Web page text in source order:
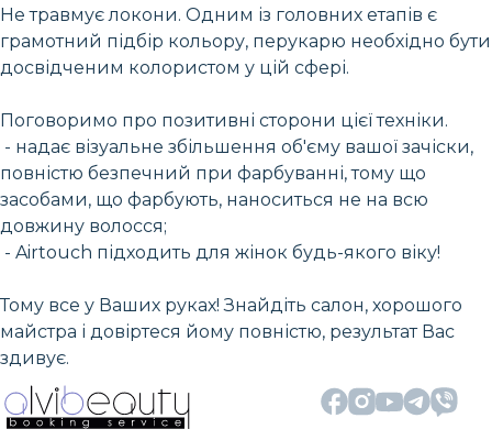
Не травмує локони. Одним із головних етапів є
грамотний підбір кольору, перукарю необхідно бути
досвідченим колористом у цій сфері.
Поговоримо про позитивні сторони цієї техніки.
- надає візуальне збільшення об'єму вашої зачіски,
повністю безпечний при фарбуванні, тому що
засобами, що фарбують, наноситься не на всю
довжину волосся;
- Airtouch підходить для жінок будь-якого віку!
Тому все у Ваших руках! Знайдіть салон, хорошого
майстра і довіртеся йому повністю, результат Вас
здивує.